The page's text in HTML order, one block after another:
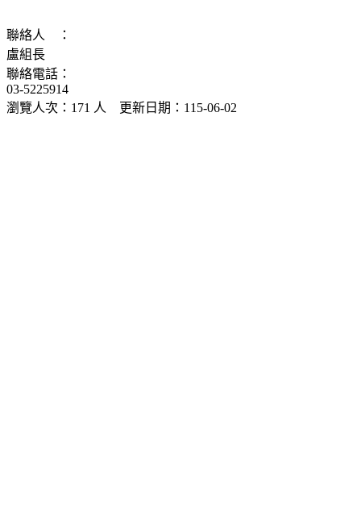
聯絡人 ：
盧組長
聯絡電話：
03-5225914
瀏覽人次：171 人 更新日期：115-06-02